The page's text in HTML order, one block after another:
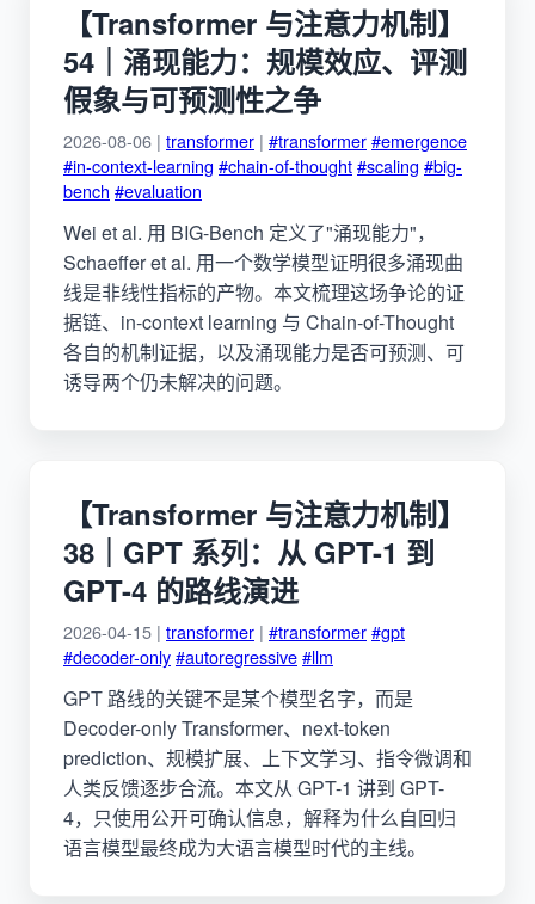
【Transformer 与注意力机制】
54｜涌现能力：规模效应、评测
假象与可预测性之争
2026-08-06 | transformer | #transformer#emergence
#in-context-learning #chain-of-thought#scaling #big-
bench #evaluation
Wei et al. 用 BIG-Bench 定义了"涌现能力"，
Schaeffer et al. 用一个数学模型证明很多涌现曲
线是非线性指标的产物。本文梳理这场争论的证
据链、in-context learning 与 Chain-of-Thought
各自的机制证据，以及涌现能力是否可预测、可
诱导两个仍未解决的问题。
【Transformer 与注意力机制】
38｜GPT 系列：从 GPT-1 到
GPT-4 的路线演进
2026-04-15 | transformer | #transformer#gpt
#decoder-only#autoregressive#llm
GPT 路线的关键不是某个模型名字，而是
Decoder-only Transformer、next-token
prediction、规模扩展、上下文学习、指令微调和
人类反馈逐步合流。本文从 GPT-1 讲到 GPT-
4，只使用公开可确认信息，解释为什么自回归
语言模型最终成为大语言模型时代的主线。